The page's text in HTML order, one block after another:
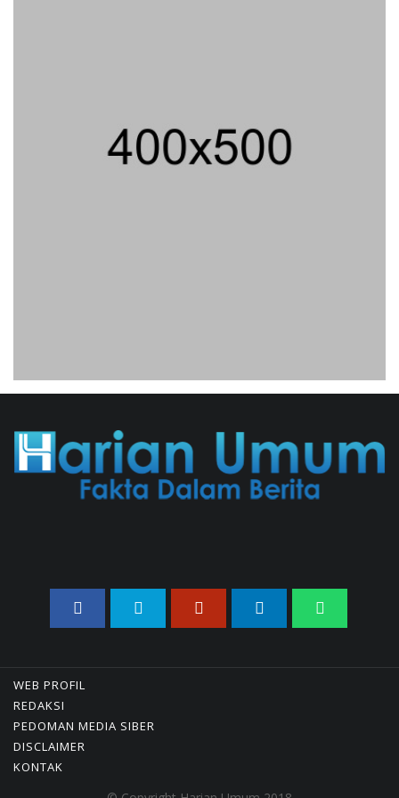
02/08/2026 14:42 WIB || KESEHATAN
Simposium Nasional Nusantara
Merdeka Barat
04/08/2026 22:54 WIB || MAKRO/MIKRO
WEB PROFIL
REDAKSI
PEDOMAN MEDIA SIBER
DISCLAIMER
KONTAK